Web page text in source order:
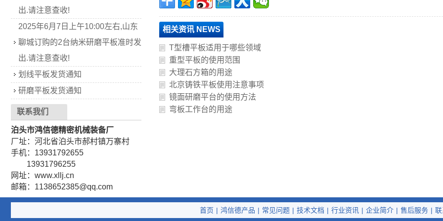
相关资讯 NEWS
T型槽平板适用于哪些领域
重型平板的使用范围
大理石方箱的用途
北京铸铁平板使用注意事项
镜面研磨平台的使用方法
弯板工作台的用途
出.请注意查收!
2025年6月7日上午10:00左右,山东
聊城订购的2台纳米研磨平板准时发
出.请注意查收!
划线平板发货通知
研磨平板发货通知
联系我们
泊头市鸿信德精密机械装备厂
厂址：河北省泊头市郝村镇万寨村
手机：13931792655
13931796255
网址：www.xllj.cn
邮箱：1138652385@qq.com
首页 | 鸿信德产品 | 常见问题 | 技术文档 | 行业资讯 | 企业简介 | 售后服务 |